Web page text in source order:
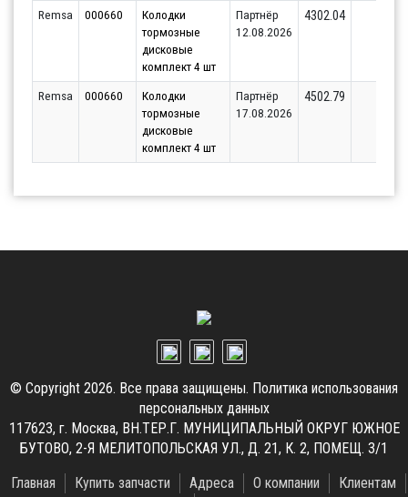
Remsa 000660
Колодки
тормозные
дисковые
комплект 4 шт
Партнёр
12.08.2026
4302.04
Remsa 000660
Колодки
тормозные
дисковые
комплект 4 шт
Партнёр
17.08.2026
4502.79
© Copyright 2026. Все права защищены. Политика использования
персональных данных
117623, г. Москва, ВН.ТЕР.Г. МУНИЦИПАЛЬНЫЙ ОКРУГ ЮЖНОЕ
БУТОВО, 2-Я МЕЛИТОПОЛЬСКАЯ УЛ., Д. 21, К. 2, ПОМЕЩ. 3/1
Главная
Купить запчасти Адреса О компании
Клиентам